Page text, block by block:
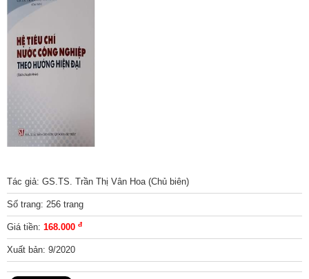
Tác giả: GS.TS. Trần Thị Vân Hoa (Chủ biên)
Số trang: 256 trang
Giá tiền: 168.000 đ
Xuất bản: 9/2020